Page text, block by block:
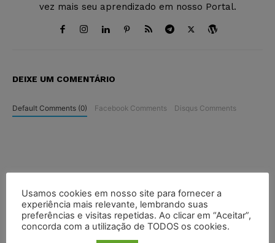
vez mais seu aprendizado em nosso Portal.
DEIXE UM COMENTÁRIO
Default Comments (0) Facebook Comments Disqus Comments
Usamos cookies em nosso site para fornecer a
experiência mais relevante, lembrando suas
preferências e visitas repetidas. Ao clicar em “Aceitar”,
concorda com a utilização de TODOS os cookies.